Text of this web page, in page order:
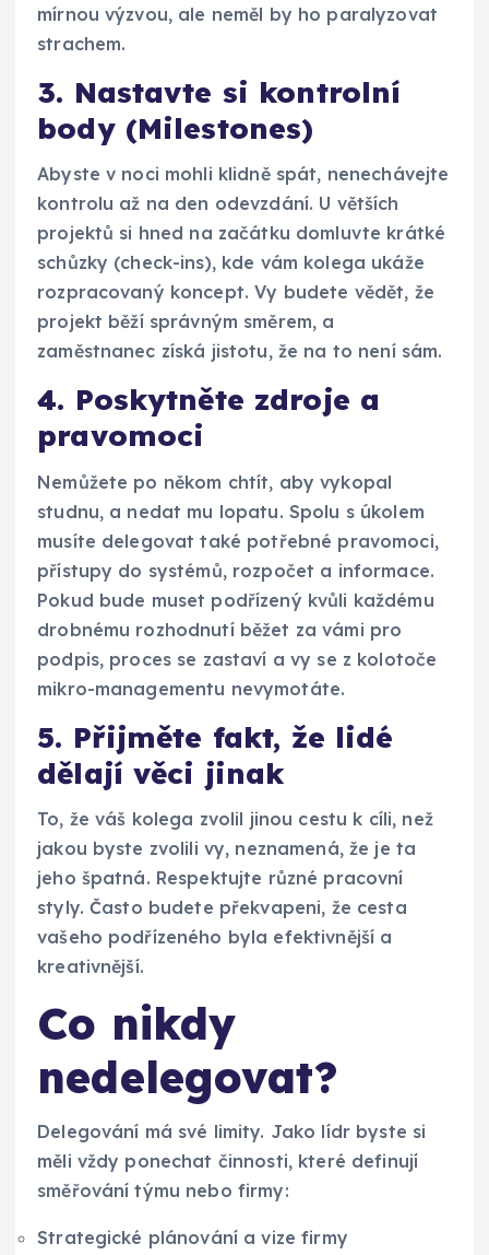
mírnou výzvou, ale neměl by ho paralyzovat
strachem.
3. Nastavte si kontrolní
body (Milestones)
Abyste v noci mohli klidně spát, nenechávejte
kontrolu až na den odevzdání. U větších
projektů si hned na začátku domluvte krátké
schůzky (check-ins), kde vám kolega ukáže
rozpracovaný koncept. Vy budete vědět, že
projekt běží správným směrem, a
zaměstnanec získá jistotu, že na to není sám.
4. Poskytněte zdroje a
pravomoci
Nemůžete po někom chtít, aby vykopal
studnu, a nedat mu lopatu. Spolu s úkolem
musíte delegovat také potřebné pravomoci,
přístupy do systémů, rozpočet a informace.
Pokud bude muset podřízený kvůli každému
drobnému rozhodnutí běžet za vámi pro
podpis, proces se zastaví a vy se z kolotoče
mikro-managementu nevymotáte.
5. Přijměte fakt, že lidé
dělají věci jinak
To, že váš kolega zvolil jinou cestu k cíli, než
jakou byste zvolili vy, neznamená, že je ta
jeho špatná. Respektujte různé pracovní
styly. Často budete překvapeni, že cesta
vašeho podřízeného byla efektivnější a
kreativnější.
Co nikdy
nedelegovat?
Delegování má své limity. Jako lídr byste si
měli vždy ponechat činnosti, které definují
směřování týmu nebo firmy:
Strategické plánování a vize firmy